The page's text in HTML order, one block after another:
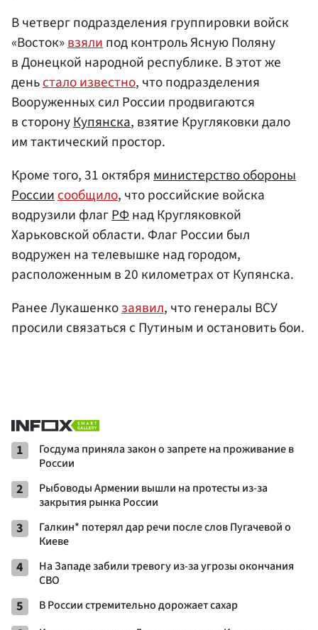
В четверг подразделения группировки войск
«Восток»взяли под контроль Ясную Поляну
в Донецкой народной республике. В этот же
деньстало известно, что подразделения
Вооруженных сил России продвигаются
в сторонуКупянска, взятие Кругляковки дало
им тактический простор.
Кроме того, 31 октябряминистерство обороны
Россиисообщило, что российские войска
водрузили флагРФнад Кругляковкой
Харьковской области. Флаг России был
водружен на телевышке над городом,
расположенным в 20 километрах от Купянска.
Ранее Лукашенкозаявил, что генералы ВСУ
просили связаться с Путиным и остановить бои.
1
Госдума приняла закон о запрете на проживание в
России
2
Рыбоводы Армении вышли на протесты из-за
закрытия рынка России
3
Галкин* потерял дар речи после слов Пугачевой о
Киеве
4
На Западе забили тревогу из-за угрозы окончания
СВО
5 В России стремительно дорожает сахар